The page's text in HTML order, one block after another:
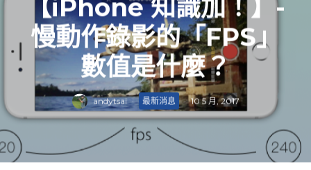
【iPhone 知識加！】-
慢動作錄影的「FPS」
數值是什麼？
andytsai · 最新消息 · 10 5 月, 2017